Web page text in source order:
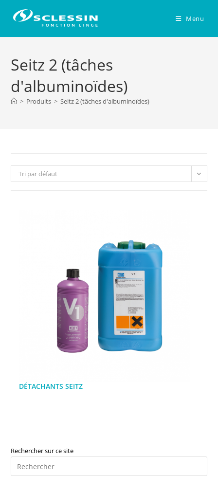
Menu
Seitz 2 (tâches
d'albuminoïdes)
> Produits > Seitz 2 (tâches d'albuminoïdes)
Tri par défaut
DÉTACHANTS SEITZ
Rechercher sur ce site